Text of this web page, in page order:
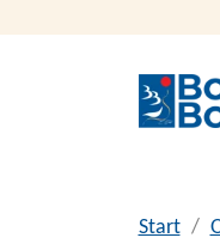
Start